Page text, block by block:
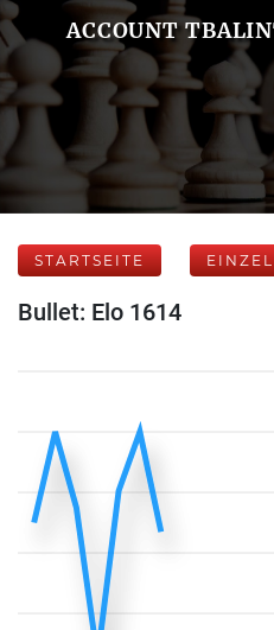
ACCOUNT
STARTSEITE
Bullet: Elo 1614